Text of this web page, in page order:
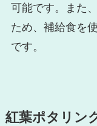
可能です。また
ため、補給食を
です。
紅葉ポタリン